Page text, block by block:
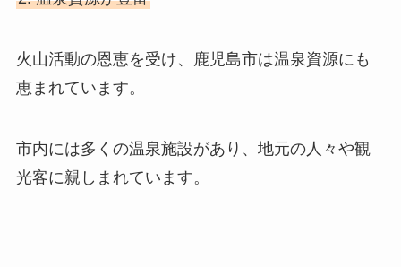
火山活動の恩恵を受け、鹿児島市は温泉資源にも
恵まれています。
市内には多くの温泉施設があり、地元の人々や観
光客に親しまれています。